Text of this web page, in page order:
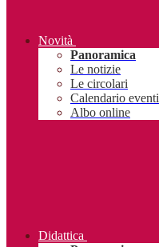
Novità
Panoramica
Le notizie
Le circolari
Calendario eventi
Albo online
Didattica